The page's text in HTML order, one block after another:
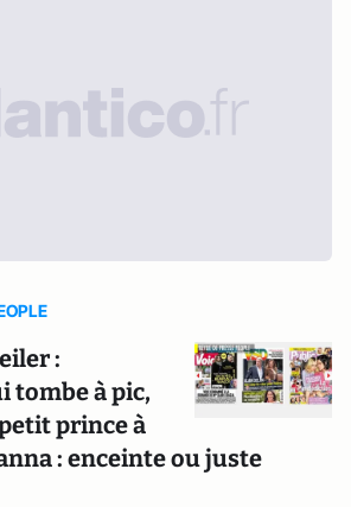
:
tombe à pic,
prince à
: enceinte ou juste